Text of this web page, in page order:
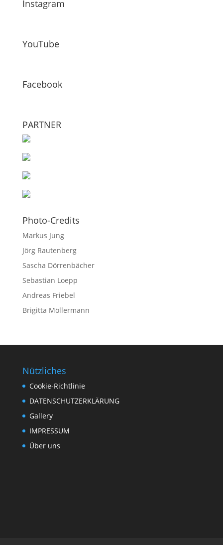
Instagram
YouTube
Facebook
PARTNER
Photo-Credits
Markus Jung
Jörg Rautenberg
Sascha Dörrenbächer
Sebastian Loepp
Andreas Friebel
Brigitta Möllermann
Nützliches
Cookie-Richtlinie
DATENSCHUTZERKLÄRUNG
Gallery
IMPRESSUM
Über uns